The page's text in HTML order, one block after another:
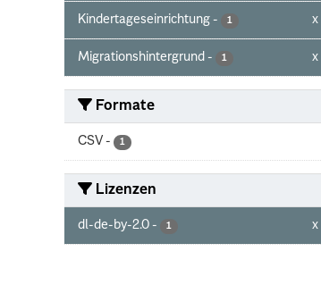
Kindertageseinrichtung - 1 x
Migrationshintergrund - 1 x
Formate
CSV - 1
Lizenzen
dl-de-by-2.0 - 1 x